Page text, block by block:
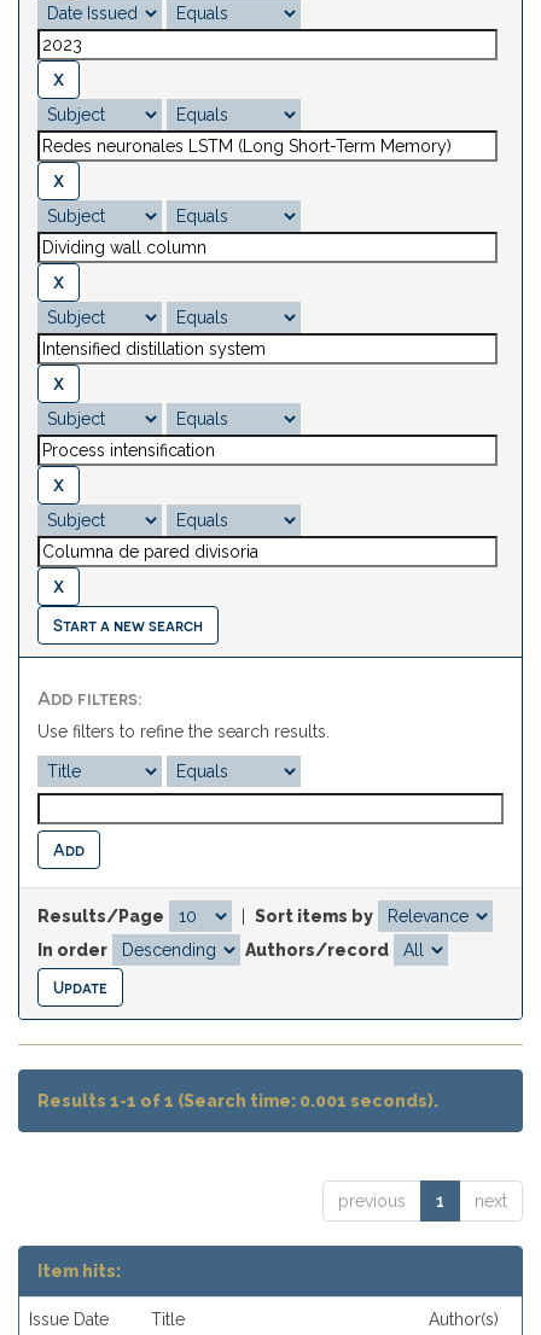
Start a new search
Add filters:
Use filters to refine the search results.
Results/Page
Sort items by
In order
Authors/record
Results 1-1 of 1 (Search time: 0.001 seconds).
previous 1 next
Item hits:
Issue Date Title Author(s)